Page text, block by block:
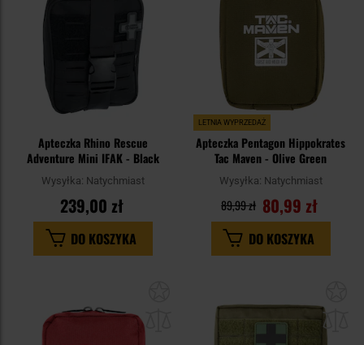
Apteczka Rhino Rescue
Adventure Mini IFAK - Black
Wysyłka: Natychmiast
239,00 zł
DO KOSZYKA
LETNIA WYPRZEDAŻ
Apteczka Pentagon Hippokrates
Tac Maven - Olive Green
Wysyłka: Natychmiast
80,99 zł
89,99 zł
DO KOSZYKA
schowka